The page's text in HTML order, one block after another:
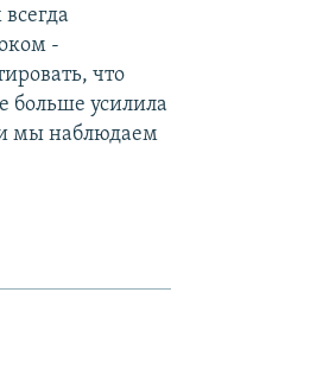
-
что
больше усилила
и мы наблюдаем